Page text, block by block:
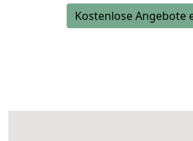
Kostenlose Angebote